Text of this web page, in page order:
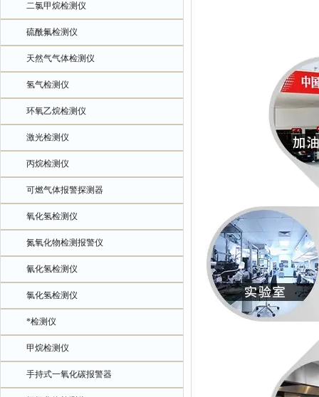
二氯甲烷检测仪
硫酰氟检测仪
天然气气体检测仪
氢气检测仪
环氧乙烷检测仪
激光检测仪
丙烷检测仪
可燃气体报警探测器
氧化氢检测仪
氮氧化物检测报警仪
氰化氢检测仪
氯化氢检测仪
*检测仪
甲烷检测仪
手持式一氧化碳报警器